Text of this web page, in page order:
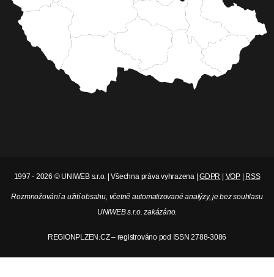
1997 - 2026 © UNIWEB s.r.o. | Všechna práva vyhrazena |GDPR VOP| RSS
Rozmnožování a užití obsahu, včetně automatizované analýzy, je bez souhlasu
UNIWEB s.r.o. zakázáno.
REGIONPLZEN.CZ – registrováno pod ISSN 2788-3086